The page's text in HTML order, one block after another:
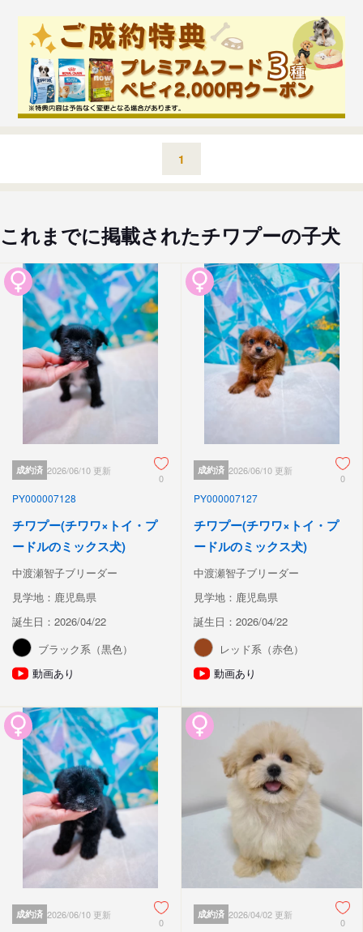
1
これまでに掲載されたチワプーの子犬
成約済 2026/06/10 更新
0
PY000007128
チワプー(チワワ×トイ・プ
ードルのミックス犬)
中渡瀬智子ブリーダー
見学地：鹿児島県
誕生日：2026/04/22
ブラック系（黒色）
動画あり
成約済 2026/06/10 更新
0
PY000007127
チワプー(チワワ×トイ・プ
ードルのミックス犬)
中渡瀬智子ブリーダー
見学地：鹿児島県
誕生日：2026/04/22
レッド系（赤色）
動画あり
成約済 2026/06/10 更新
0
成約済 2026/04/02 更新
0